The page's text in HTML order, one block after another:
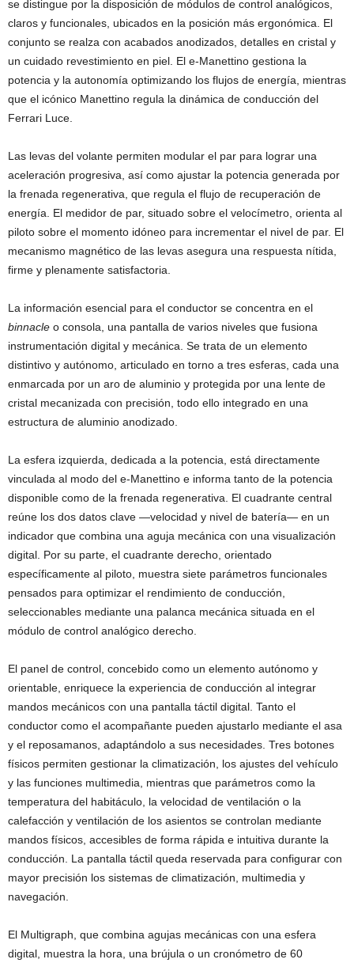
se distingue por la disposición de módulos de control analógicos,
claros y funcionales, ubicados en la posición más ergonómica. El
conjunto se realza con acabados anodizados, detalles en cristal y
un cuidado revestimiento en piel. El e-Manettino gestiona la
potencia y la autonomía optimizando los flujos de energía, mientras
que el icónico Manettino regula la dinámica de conducción del
Ferrari Luce.
Las levas del volante permiten modular el par para lograr una
aceleración progresiva, así como ajustar la potencia generada por
la frenada regenerativa, que regula el flujo de recuperación de
energía. El medidor de par, situado sobre el velocímetro, orienta al
piloto sobre el momento idóneo para incrementar el nivel de par. El
mecanismo magnético de las levas asegura una respuesta nítida,
firme y plenamente satisfactoria.
La información esencial para el conductor se concentra en el
binnacle o consola, una pantalla de varios niveles que fusiona
instrumentación digital y mecánica. Se trata de un elemento
distintivo y autónomo, articulado en torno a tres esferas, cada una
enmarcada por un aro de aluminio y protegida por una lente de
cristal mecanizada con precisión, todo ello integrado en una
estructura de aluminio anodizado.
La esfera izquierda, dedicada a la potencia, está directamente
vinculada al modo del e-Manettino e informa tanto de la potencia
disponible como de la frenada regenerativa. El cuadrante central
reúne los dos datos clave —velocidad y nivel de batería— en un
indicador que combina una aguja mecánica con una visualización
digital. Por su parte, el cuadrante derecho, orientado
específicamente al piloto, muestra siete parámetros funcionales
pensados para optimizar el rendimiento de conducción,
seleccionables mediante una palanca mecánica situada en el
módulo de control analógico derecho.
El panel de control, concebido como un elemento autónomo y
orientable, enriquece la experiencia de conducción al integrar
mandos mecánicos con una pantalla táctil digital. Tanto el
conductor como el acompañante pueden ajustarlo mediante el asa
y el reposamanos, adaptándolo a sus necesidades. Tres botones
físicos permiten gestionar la climatización, los ajustes del vehículo
y las funciones multimedia, mientras que parámetros como la
temperatura del habitáculo, la velocidad de ventilación o la
calefacción y ventilación de los asientos se controlan mediante
mandos físicos, accesibles de forma rápida e intuitiva durante la
conducción. La pantalla táctil queda reservada para configurar con
mayor precisión los sistemas de climatización, multimedia y
navegación.
El Multigraph, que combina agujas mecánicas con una esfera
digital, muestra la hora, una brújula o un cronómetro de 60